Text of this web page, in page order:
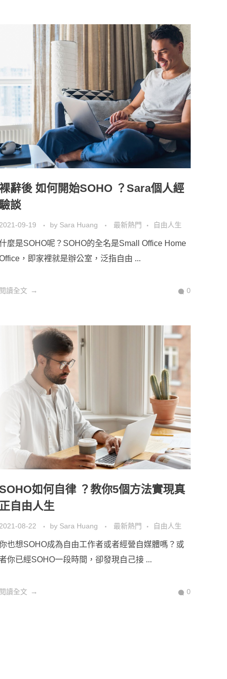
辭後 如何開始SOHO ？Sara個人經
談
09-19 by Sara Huang 最新熱門 自由人生
麼是SOHO呢？SOHO的全名是Small Office Home
，即家裡就是辦公室，泛指自由 ...
閱讀全文 0
如何自律 ？教你5個方法實現真
正自由人生
08-22 by Sara Huang 最新熱門 自由人生
也想SOHO成為自由工作者或者經營自媒體嗎？或
你已經SOHO一段時間，卻發現自己接 ...
閱讀全文 0